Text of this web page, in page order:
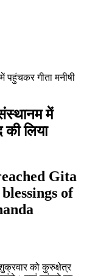
पहुंचकर गीता मनीषी
में
की लिया
Gita
of
को कुरुक्षेत्र